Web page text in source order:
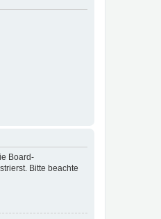
Board-
Bitte beachte